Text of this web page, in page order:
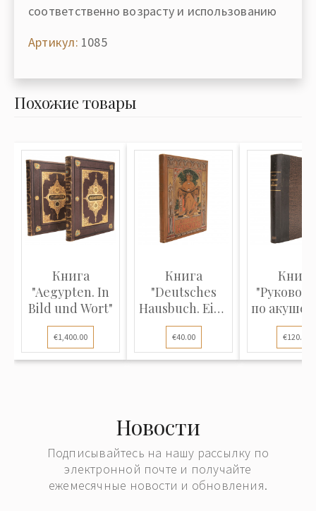
соответственно возрасту и использованию
Артикул: 1085
Похожие товары
Книга
"Aegypten. In
Bild und Wort"
€1,400.00
Книга
"Deutsches
Hausbuch. Eine
reichhaltige
Sammlung
edler
€40.00
Книга
по
в
€120.00
Новости
Подписывайтесь на нашу рассылку по
электронной почте и получайте
ежемесячные новости и обновления.